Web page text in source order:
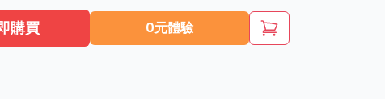
購買 0元體驗